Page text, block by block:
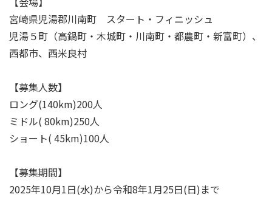
宮崎県児湯郡川南町 スタート・フィニッシュ
児湯５町（高鍋町・木城町・川南町・都農町・新富町）、
西都市、西米良村
【募集人数】
ロング(140km)200人
ミドル( 80km)250人
ショート( 45km)100人
【募集期間】
2025年10月1日(水)から令和8年1月25日(日)まで